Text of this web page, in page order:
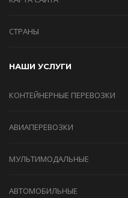
СТРАНЫ
НАШИ УСЛУГИ
КОНТЕЙНЕРНЫЕ ПЕРЕВОЗКИ
АВИАПЕРЕВОЗКИ
МУЛЬТИМОДАЛЬНЫЕ
АВТОМОБИЛЬНЫЕ